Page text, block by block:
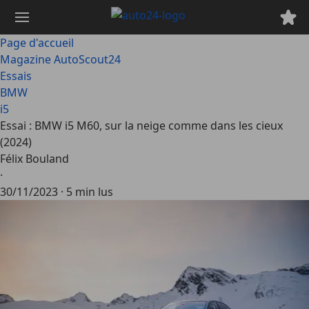
contenu
principal
Page d'accueil
Magazine AutoScout24
Essais
BMW
i5
Essai : BMW i5 M60, sur la neige comme dans les cieux
(2024)
Félix Bouland
·
30/11/2023 · 5 min lus